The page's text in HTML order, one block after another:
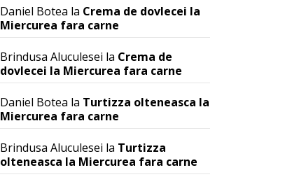
Daniel Botea la Crema de dovlecei la
Miercurea fara carne
Brindusa Aluculesei la Crema de
dovlecei la Miercurea fara carne
Daniel Botea la Turtizza olteneasca la
Miercurea fara carne
Brindusa Aluculesei la Turtizza
olteneasca la Miercurea fara carne